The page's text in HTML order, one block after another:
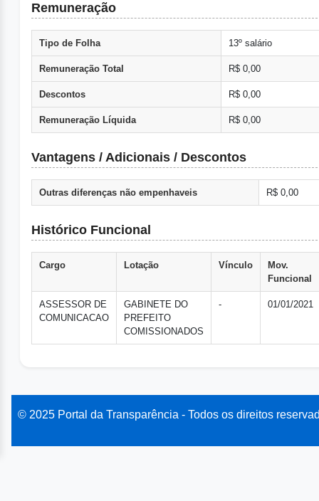
Remuneração
Tipo de Folha 13º salário
Remuneração Total R$ 0,00
Descontos R$ 0,00
Remuneração Líquida R$ 0,00
Vantagens / Adicionais / Descontos
Outras diferenças não empenhaveis R$ 0,00
Histórico Funcional
Cargo Lotação Vínculo
Mov.
Funcional
ASSESSOR DE
COMUNICACAO
GABINETE DO
PREFEITO
COMISSIONADOS
- 01/01/2021
© 2025 Portal da Transparência - Todos os direitos